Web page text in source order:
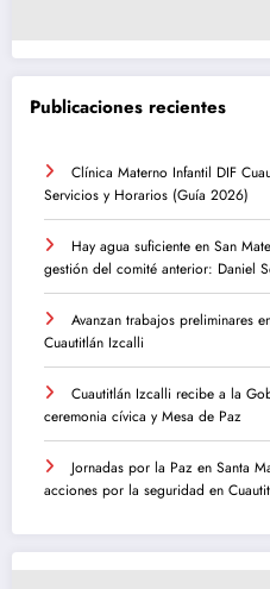
Publicaciones recientes
Clínica Materno Infantil DIF
Servicios y Horarios (Guía 2026)
Hay agua suficiente en San
gestión del comité anterior: Daniel
Avanzan trabajos preliminares
Cuautitlán Izcalli
Cuautitlán Izcalli recibe a la
ceremonia cívica y Mesa de Paz
Jornadas por la Paz en Santa
acciones por la seguridad en